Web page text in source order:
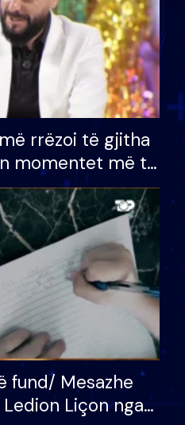
rrëzoi të gjitha
momentet më të
e BB VIP: Do më
kur…
fund/ Mesazhe
Liçon nga